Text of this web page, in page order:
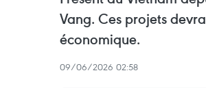
Vang. Ces projets
économique.
09/06/2026 02:58